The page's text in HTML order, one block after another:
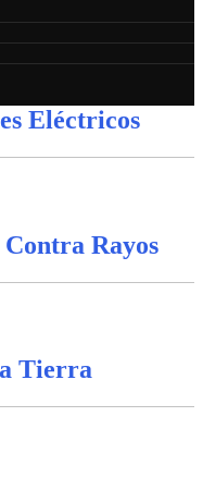
Eléctricos
Rayos
Tierra